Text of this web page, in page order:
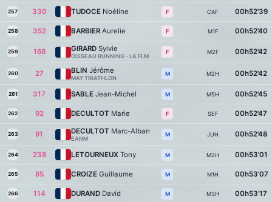
257 330 TUDOCE Noéline F CAF 00h52'39
258 352 BARBIER Aurelie F M1F 00h52'40
259 168 GIRARD Sylvie
OISSEAU RUNNING - LA FLM
F M2F 00h52'42
260 27 BLIN Jérôme
MAY TRIATHLON
M M2H 00h52'42
261 317 SABLE Jean-Michel M M5H 00h52'45
262 92 DECULTOT Marie F SEF 00h52'47
263 91 DECULTOT Marc-Alban
EANM
M JUH 00h52'48
264 238 LETOURNEUX Tony M M2H 00h53'01
265 85 CROIZE Guillaume M M1H 00h53'07
266 114 DURAND David M M3H 00h53'17